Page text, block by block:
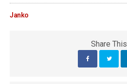
Janko
Share This